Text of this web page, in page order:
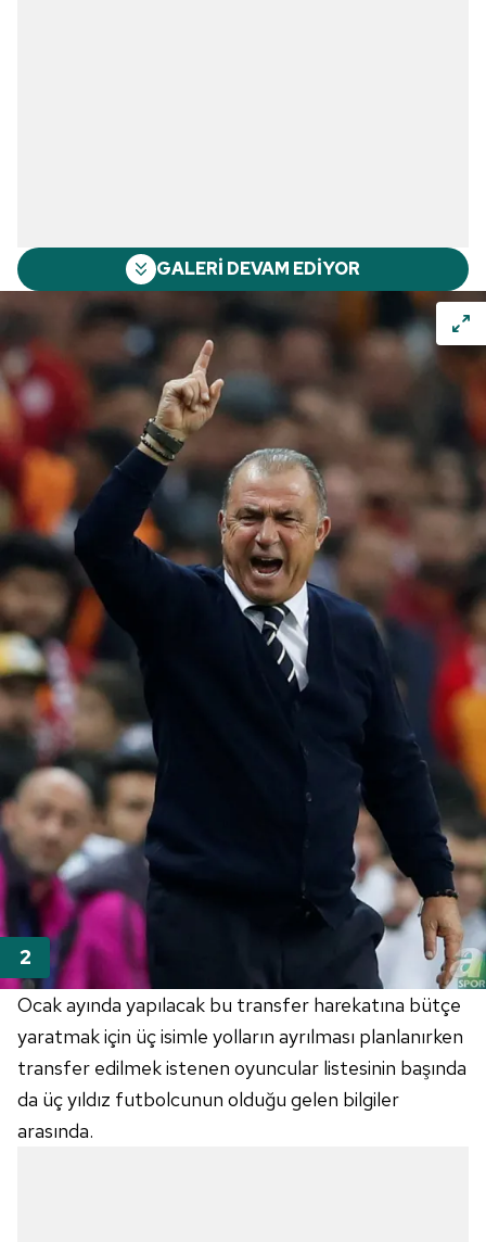
GALERİ DEVAM EDİYOR
Ocak ayında yapılacak bu transfer harekatına bütçe
yaratmak için üç isimle yolların ayrılması planlanırken
transfer edilmek istenen oyuncular listesinin başında
da üç yıldız futbolcunun olduğu gelen bilgiler
arasında.